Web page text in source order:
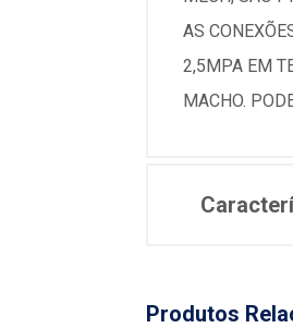
AS
2,5MPA EM
MACHO.
Produtos